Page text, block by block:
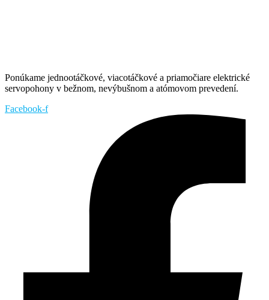
Ponúkame jednootáčkové, viacotáčkové a priamočiare elektrické
servopohony v bežnom, nevýbušnom a atómovom prevedení.
Facebook-f